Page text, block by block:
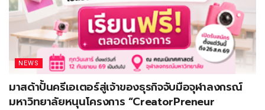
NEWS
มาสด้าปั้นครีเอเตอร์สู่เจ้าของธุรกิจจับมือจุฬาลงกรณ์
มหาวิทยาลัยหนุนโครงการ “CreatorPreneur